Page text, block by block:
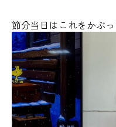
節分当日はこれをかぶ